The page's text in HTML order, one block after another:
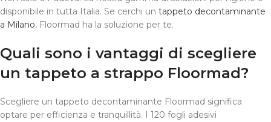
disponibile in tutta Italia. Se cerchi un tappeto decontaminante
a Milano, Floormad ha la soluzione per te.
Quali sono i vantaggi di scegliere
un tappeto a strappo Floormad?
Scegliere un tappeto decontaminante Floormad significa
optare per efficienza e tranquillità. I 120 fogli adesivi